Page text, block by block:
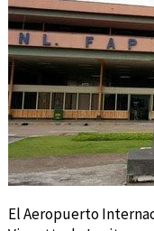
El Aeropuerto